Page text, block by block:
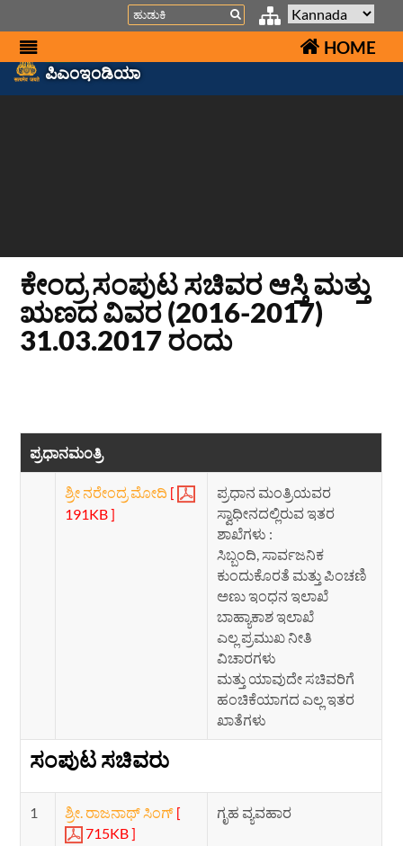
Search
HOME
ಪಿಎಂಇಂಡಿಯಾ
ಕೇಂದ್ರ ಸಂಪುಟ ಸಚಿವರ ಆಸ್ತಿ ಮತ್ತು
ಋಣದ ವಿವರ (2016-2017)
31.03.2017 ರಂದು
ಶ್ರೀ ನರೇಂದ್ರ ಮೋದಿ [
191KB ]
ಪ್ರಧಾನ ಮಂತ್ರಿಯವರ
ಸ್ವಾಧೀನದಲ್ಲಿರುವ ಇತರ
ಶಾಖೆಗಳು :
ಸಿಬ್ಬಂದಿ, ಸಾರ್ವಜನಿಕ
ಕುಂದುಕೊರತೆ ಮತ್ತು ಪಿಂಚಣಿ
ಅಣು ಇಂಧನ ಇಲಾಖೆ
ಬಾಹ್ಯಾಕಾಶ ಇಲಾಖೆ
ಎಲ್ಲ ಪ್ರಮುಖ ನೀತಿ
ವಿಚಾರಗಳು
ಮತ್ತು ಯಾವುದೇ ಸಚಿವರಿಗೆ
ಹಂಚಿಕೆಯಾಗದ ಎಲ್ಲ ಇತರ
ಖಾತೆಗಳು
ಸಂಪುಟ ಸಚಿವರು
1 ಶ್ರೀ. ರಾಜನಾಥ್ ಸಿಂಗ್ [
715KB ]
ಗೃಹ ವ್ಯವಹಾರ
ಪ್ರಧಾನಮಂತ್ರಿ